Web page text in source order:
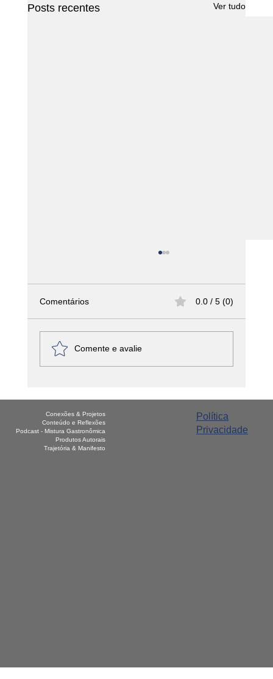
Posts recentes Ver tudo
América Latina - Haiti – Griot
Comentários 0.0 / 5 (0)
Comente e avalie
Política
Privacidade
Conexões & Projetos
Conteúdo e Reflexões
Podcast - Mistura Gastronômica
Produtos Autorais
Trajetória & Manifesto